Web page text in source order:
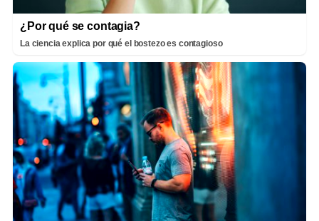
¿Por qué se contagia?
La ciencia explica por qué el bostezo es contagioso